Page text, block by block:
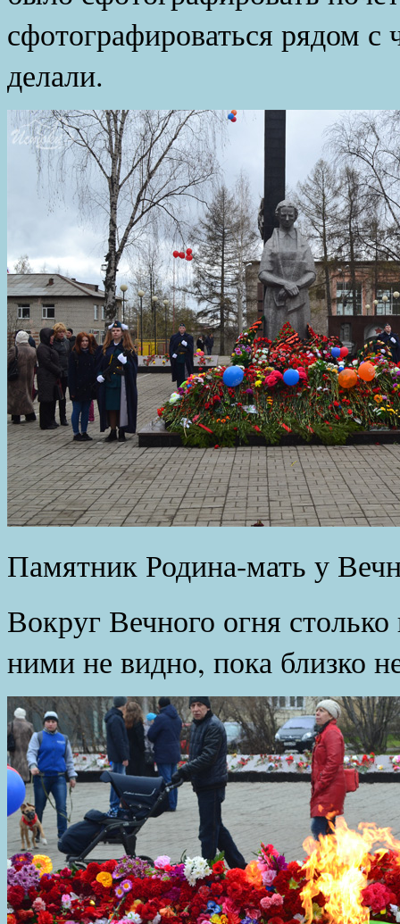
сфотографироваться рядом
делали.
Памятник Родина-мать у
Вокруг Вечного огня
ними не видно, пока близко